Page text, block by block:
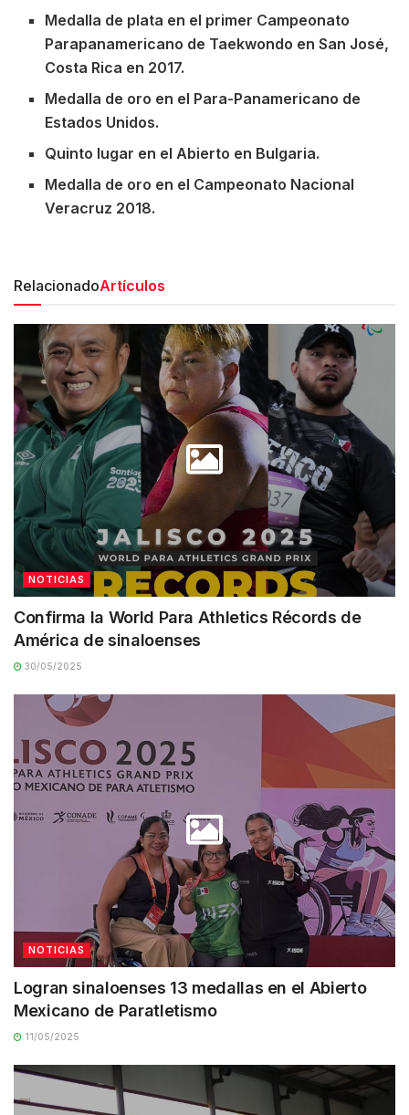
Medalla de plata en el primer Campeonato
Parapanamericano de Taekwondo en San José,
Costa Rica en 2017.
Medalla de oro en el Para-Panamericano de
Estados Unidos.
Quinto lugar en el Abierto en Bulgaria.
Medalla de oro en el Campeonato Nacional
Veracruz 2018.
RelacionadoArtículos
NOTICIAS
Confirma la World Para Athletics Récords de
América de sinaloenses
30/05/2025
NOTICIAS
Logran sinaloenses 13 medallas en el Abierto
Mexicano de Paratletismo
11/05/2025